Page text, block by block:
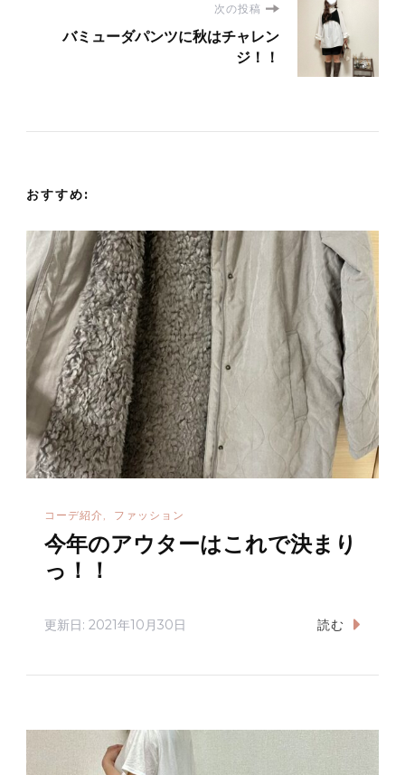
ー
ン
次の投稿
バミューダパンツに秋はチャレン
ジ！！
おすすめ:
コーデ紹介 ファッション
今年のアウターはこれで決まり
っ！！
更新日: 2021年10月30日 読む